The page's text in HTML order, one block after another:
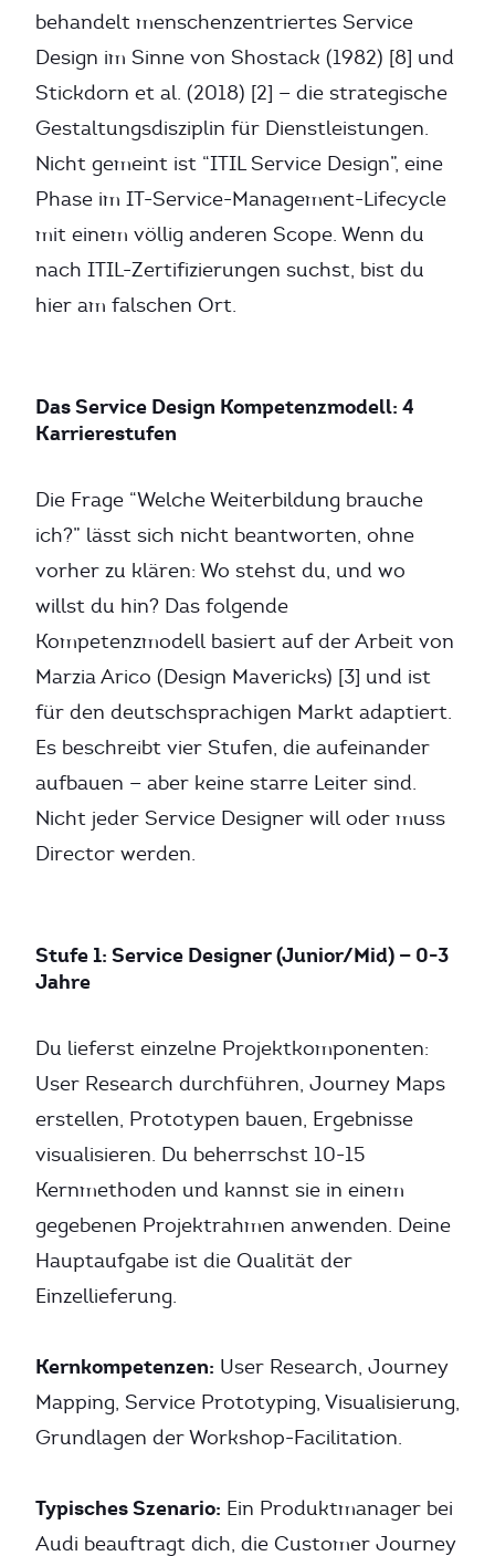
behandelt menschenzentriertes Service
Design im Sinne von Shostack (1982) [8] und
Stickdorn et al. (2018) [2] — die strategische
Gestaltungsdisziplin für Dienstleistungen.
Nicht gemeint ist “ITIL Service Design”, eine
Phase im IT-Service-Management-Lifecycle
mit einem völlig anderen Scope. Wenn du
nach ITIL-Zertifizierungen suchst, bist du
hier am falschen Ort.
Das Service Design Kompetenzmodell: 4
Karrierestufen
Die Frage “Welche Weiterbildung brauche
ich?” lässt sich nicht beantworten, ohne
vorher zu klären: Wo stehst du, und wo
willst du hin? Das folgende
Kompetenzmodell basiert auf der Arbeit von
Marzia Arico (Design Mavericks) [3] und ist
für den deutschsprachigen Markt adaptiert.
Es beschreibt vier Stufen, die aufeinander
aufbauen — aber keine starre Leiter sind.
Nicht jeder Service Designer will oder muss
Director werden.
Stufe 1: Service Designer (Junior/Mid) — 0-3
Jahre
Du lieferst einzelne Projektkomponenten:
User Research durchführen, Journey Maps
erstellen, Prototypen bauen, Ergebnisse
visualisieren. Du beherrschst 10-15
Kernmethoden und kannst sie in einem
gegebenen Projektrahmen anwenden. Deine
Hauptaufgabe ist die Qualität der
Einzellieferung.
Kernkompetenzen: User Research, Journey
Mapping, Service Prototyping, Visualisierung,
Grundlagen der Workshop-Facilitation.
Typisches Szenario: Ein Produktmanager bei
Audi beauftragt dich, die Customer Journey